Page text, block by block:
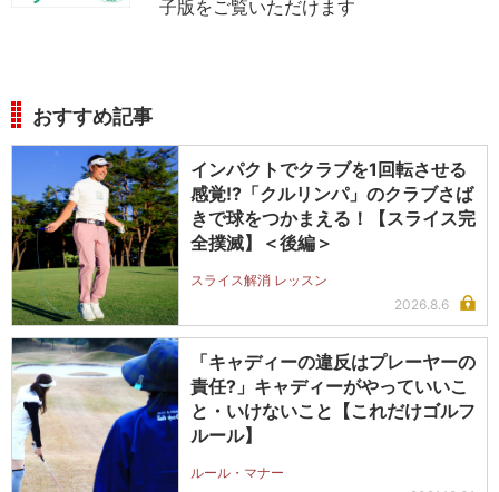
子版をご覧いただけます
おすすめ記事
インパクトでクラブを1回転させる
感覚!?「クルリンパ」のクラブさば
きで球をつかまえる！【スライス完
全撲滅】＜後編＞
スライス解消 レッスン
2026.8.6
「キャディーの違反はプレーヤーの
責任?」キャディーがやっていいこ
と・いけないこと【これだけゴルフ
ルール】
ルール・マナー